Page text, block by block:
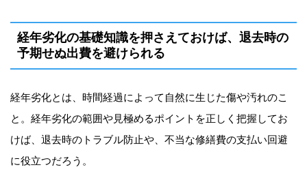
経年劣化の基礎知識を押さえておけば、退去時の
予期せぬ出費を避けられる
経年劣化とは、時間経過によって自然に生じた傷や汚れのこ
と。経年劣化の範囲や見極めるポイントを正しく把握してお
けば、退去時のトラブル防止や、不当な修繕費の支払い回避
に役立つだろう。